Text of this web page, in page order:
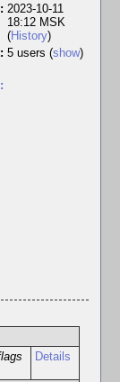
2023-10-11
18:12 MSK
(History)
5 users (show)
Details